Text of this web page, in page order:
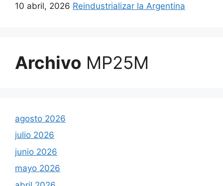
10 abril, 2026 Reindustrializar la Argentina
Archivo MP25M
agosto 2026
julio 2026
junio 2026
mayo 2026